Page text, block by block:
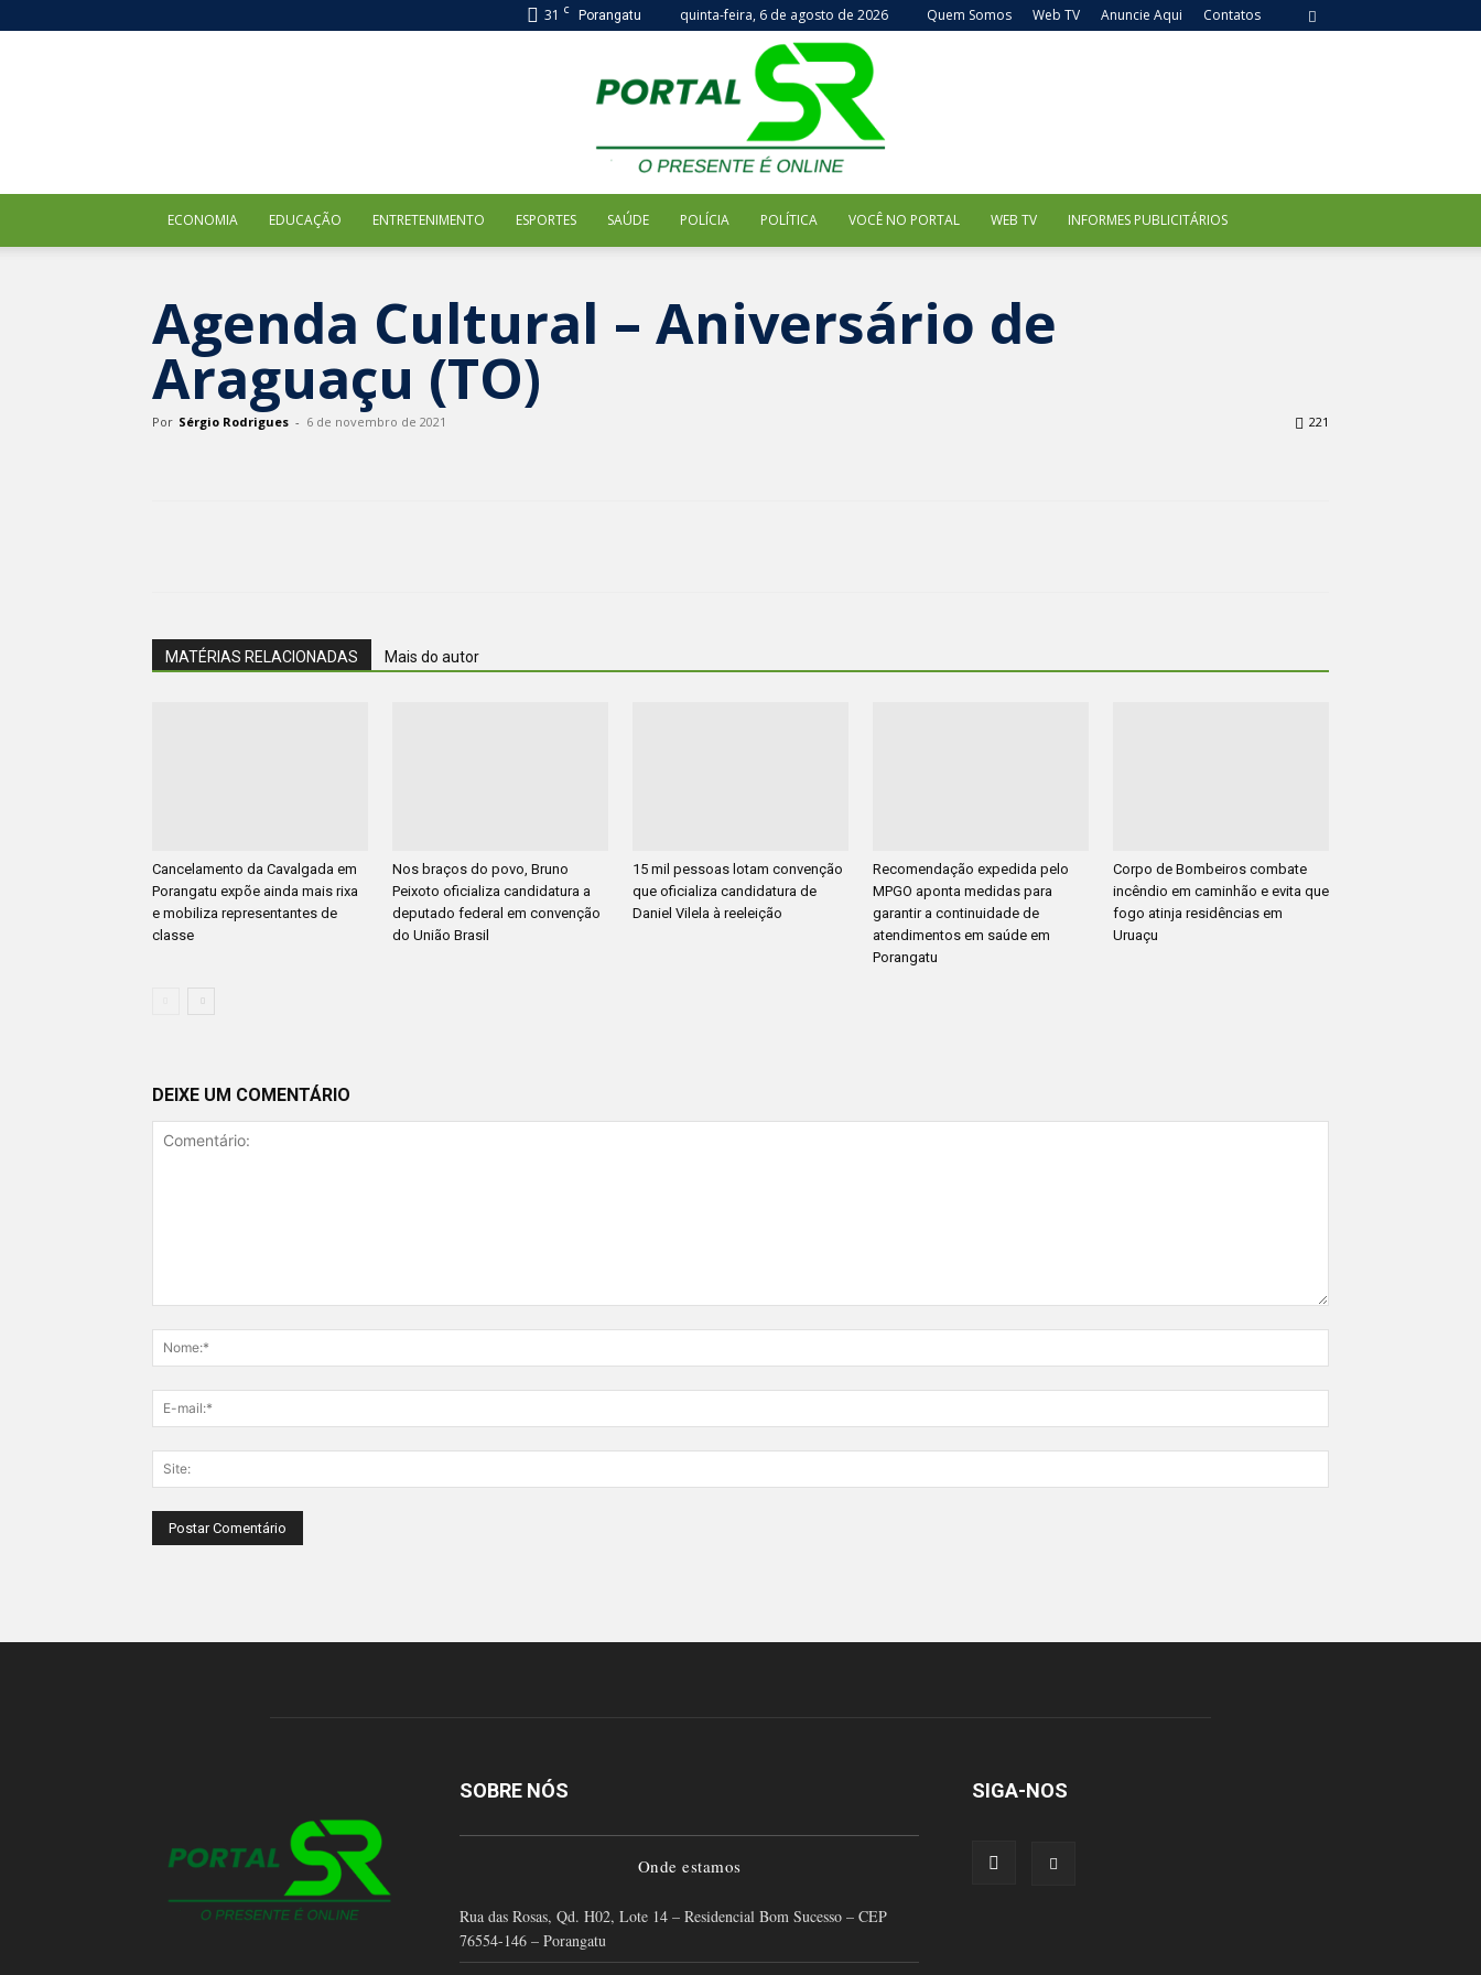
31 C Porangatu quinta-feira, 6 de agosto de 2026 Quem Somos Web TV Anuncie Aqui Contatos
ECONOMIA EDUCAÇÃO ENTRETENIMENTO ESPORTES SAÚDE POLÍCIA POLÍTICA VOCÊ NO PORTAL WEB TV INFORMES PUBLICITÁRIOS
Agenda Cultural – Aniversário de
Araguaçu (TO)
Por Sérgio Rodrigues - 6 de novembro de 2021 221
MATÉRIAS RELACIONADAS Mais do autor
Cancelamento da Cavalgada em
Porangatu expõe ainda mais rixa
e mobiliza representantes de
classe
Nos braços do povo, Bruno
Peixoto oficializa candidatura a
deputado federal em convenção
do União Brasil
15 mil pessoas lotam convenção
que oficializa candidatura de
Daniel Vilela à reeleição
Recomendação expedida pelo
MPGO aponta medidas para
garantir a continuidade de
atendimentos em saúde em
Porangatu
Corpo de Bombeiros combate
incêndio em caminhão e evita que
fogo atinja residências em
Uruaçu
DEIXE UM COMENTÁRIO
SOBRE NÓS
Onde estamos
Rua das Rosas, Qd. H02, Lote 14 – Residencial Bom Sucesso – CEP
76554-146 – Porangatu
SIGA-NOS